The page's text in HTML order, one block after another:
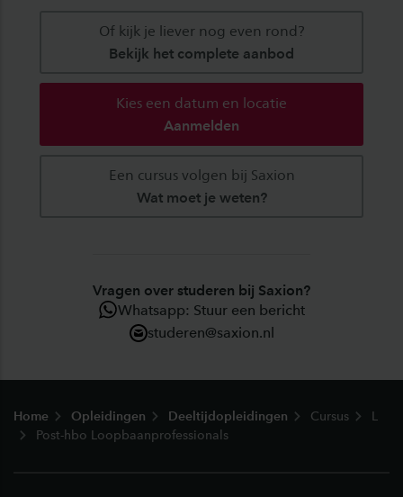
Of kijk je liever nog even rond?
Bekijk het complete aanbod
Kies een datum en locatie
Aanmelden
Een cursus volgen bij Saxion
Wat moet je weten?
Vragen over studeren bij Saxion?
Whatsapp: Stuur een bericht
studeren@saxion.nl
Home Opleidingen Deeltijdopleidingen Cursus
L
Post-hbo Loopbaanprofessionals